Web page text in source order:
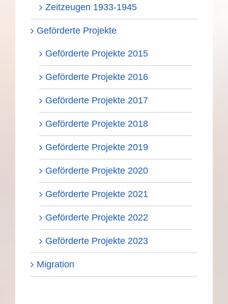
Zeitzeugen 1933-1945
Geförderte Projekte
Geförderte Projekte 2015
Geförderte Projekte 2016
Geförderte Projekte 2017
Geförderte Projekte 2018
Geförderte Projekte 2019
Geförderte Projekte 2020
Geförderte Projekte 2021
Geförderte Projekte 2022
Geförderte Projekte 2023
Migration